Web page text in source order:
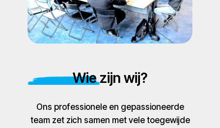
Wie zijn wij?
Ons professionele en gepassioneerde
team zet zich samen met vele toegewijde